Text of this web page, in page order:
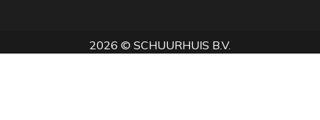
2026 © SCHUURHUIS B.V.